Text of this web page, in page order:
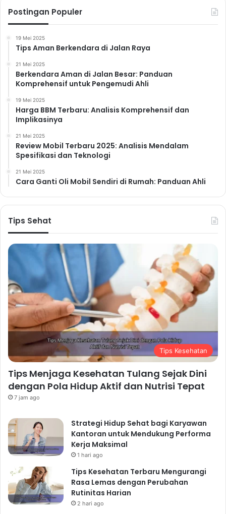
Postingan Populer
19 Mei 2025
Tips Aman Berkendara di Jalan Raya
21 Mei 2025
Berkendara Aman di Jalan Besar: Panduan
Komprehensif untuk Pengemudi Ahli
19 Mei 2025
Harga BBM Terbaru: Analisis Komprehensif dan
Implikasinya
21 Mei 2025
Review Mobil Terbaru 2025: Analisis Mendalam
Spesifikasi dan Teknologi
21 Mei 2025
Cara Ganti Oli Mobil Sendiri di Rumah: Panduan Ahli
Tips Sehat
Tips Kesehatan
Tips Menjaga Kesehatan Tulang Sejak Dini
dengan Pola Hidup Aktif dan Nutrisi Tepat
7 jam ago
Strategi Hidup Sehat bagi Karyawan
Kantoran untuk Mendukung Performa
Kerja Maksimal
1 hari ago
Tips Kesehatan Terbaru Mengurangi
Rasa Lemas dengan Perubahan
Rutinitas Harian
2 hari ago